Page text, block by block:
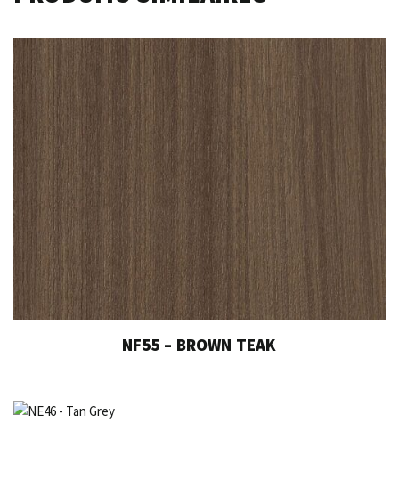
NF55 – BROWN TEAK